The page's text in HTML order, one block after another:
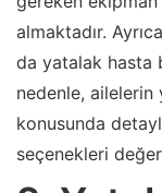
almaktadır.
da yatalak hasta
nedenle, ailelerin
konusunda
seçenekleri